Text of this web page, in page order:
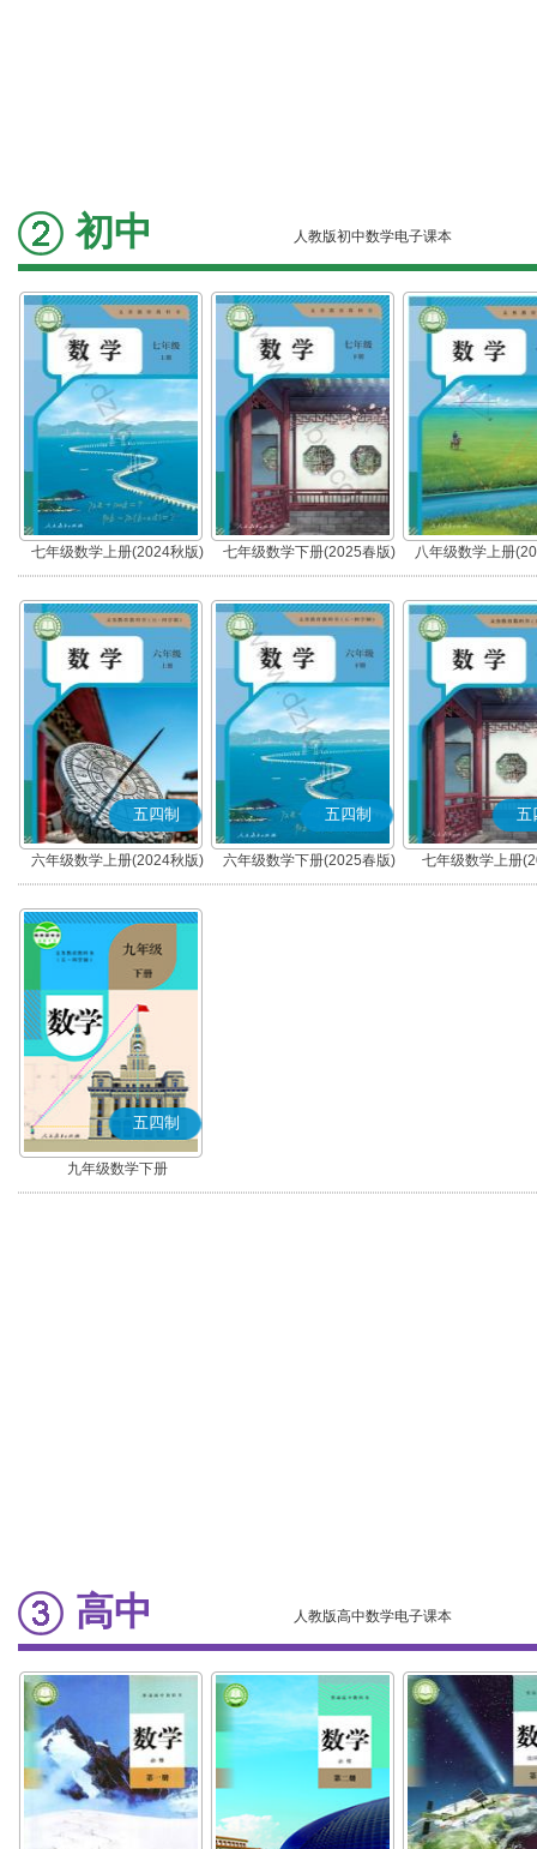
初中 人教版初中数学电子课本
七年级数学上册(2024秋版) 七年级数学下册(2025春版) 八年级数学上册
五四制
六年级数学上册(2024秋版)
五四制
六年级数学下册(2025春版)
五
七年级数学上册
五四制
九年级数学下册
高中 人教版高中数学电子课本